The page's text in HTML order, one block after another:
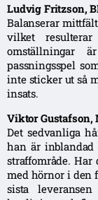
Ludvig Fritzson,
Balanserar
vilket
omställningar
passningsspel
inte sticker ut så
insats.
Viktor Gustafson,
Det sedvanliga
han är
straffområde. Har
med hörnor i den
sista